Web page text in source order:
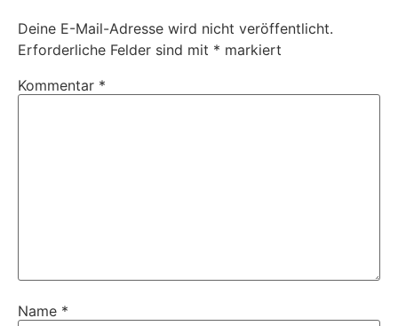
Deine E-Mail-Adresse wird nicht veröffentlicht.
Erforderliche Felder sind mit * markiert
Kommentar *
Name *